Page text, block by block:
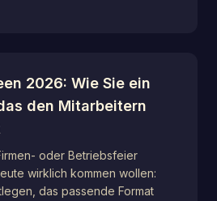
2026: Wie Sie ein
den Mitarbeitern
oder Betriebsfeier
wirklich kommen wollen:
das passende Format